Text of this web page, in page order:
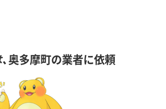
奥多摩町の業者に依頼